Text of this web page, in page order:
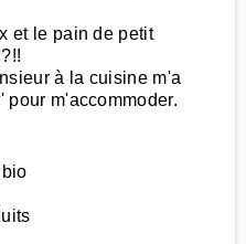
et le pain de petit
à la cuisine m'a
pour m'accommoder.